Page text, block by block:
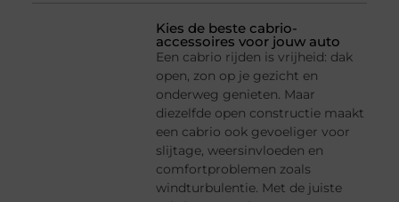
Kies de beste cabrio-
accessoires voor jouw auto
Een cabrio rijden is vrijheid: dak
open, zon op je gezicht en
onderweg genieten. Maar
diezelfde open constructie maakt
een cabrio ook gevoeliger voor
slijtage, weersinvloeden en
comfortproblemen zoals
windturbulentie. Met de juiste